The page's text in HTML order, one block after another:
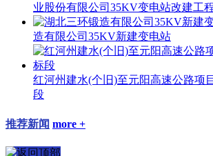
业股份有限公司35KV变电站改建工
造有限公司35KV新建变电站
红河州建水(个旧)至元阳高速公路项
段
推荐新闻 more +